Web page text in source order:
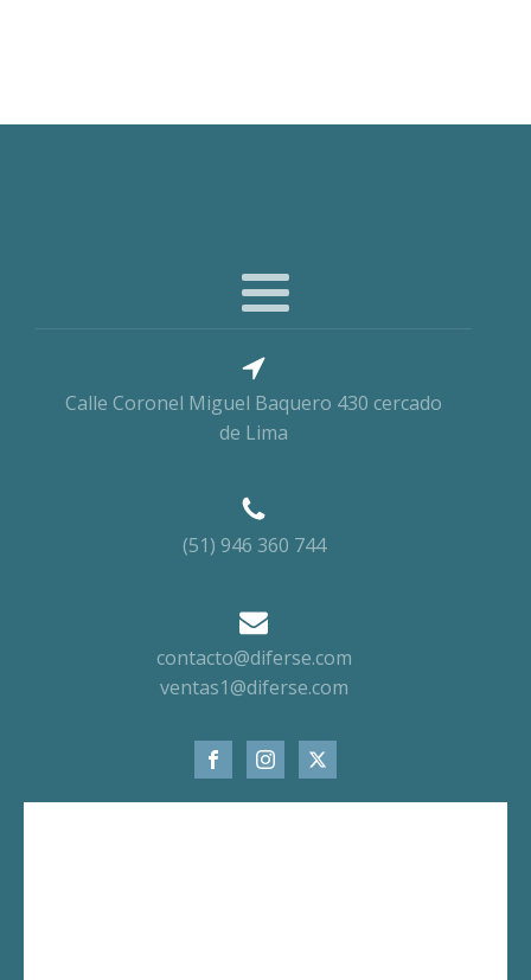
Calle Coronel Miguel Baquero 430 cercado
de Lima
(51) 946 360 744
contacto@diferse.com
ventas1@diferse.com